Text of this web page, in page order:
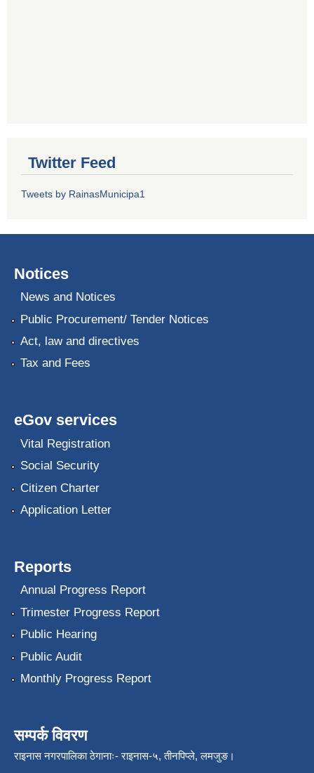
Twitter Feed
Tweets by RainasMunicipa1
Notices
News and Notices
Public Procurement/ Tender Notices
Act, law and directives
Tax and Fees
eGov services
Vital Registration
Social Security
Citizen Charter
Application Letter
Reports
Annual Progress Report
Trimester Progress Report
Public Hearing
Public Audit
Monthly Progress Report
सम्पर्क विवरण
राइनास नगरपालिका ठेगानाः- राइनास-५, तीनपिप्ले, लमजुङ।